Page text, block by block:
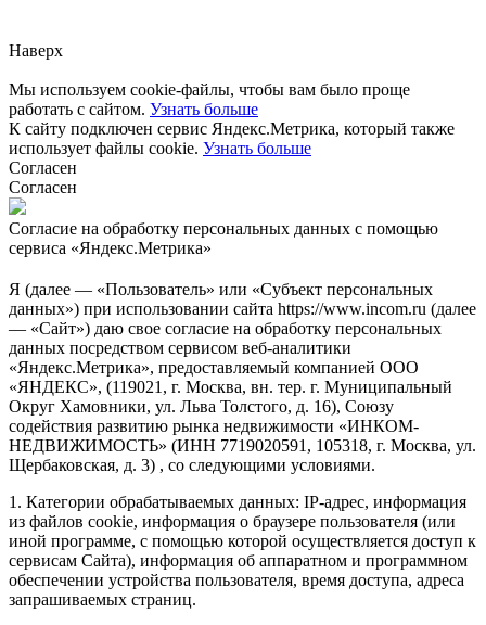
Наверх
Мы используем cookie-файлы, чтобы вам было проще
работать с сайтом. Узнать больше
К сайту подключен сервис Яндекс.Метрика, который также
использует файлы cookie. Узнать больше
Согласен
Согласен
Согласие на обработку персональных данных с помощью
сервиса «Яндекс.Метрика»
Я (далее — «Пользователь» или «Субъект персональных
данных») при использовании сайта https://www.incom.ru (далее
— «Сайт») даю свое согласие на обработку персональных
данных посредством сервисом веб-аналитики
«Яндекс.Метрика», предоставляемый компанией ООО
«ЯНДЕКС», (119021, г. Москва, вн. тер. г. Муниципальный
Округ Хамовники, ул. Льва Толстого, д. 16), Союзу
содействия развитию рынка недвижимости «ИНКОМ-
НЕДВИЖИМОСТЬ» (ИНН 7719020591, 105318, г. Москва, ул.
Щербаковская, д. 3) , со следующими условиями.
1. Категории обрабатываемых данных: IP-адрес, информация
из файлов cookie, информация о браузере пользователя (или
иной программе, с помощью которой осуществляется доступ к
сервисам Сайта), информация об аппаратном и программном
обеспечении устройства пользователя, время доступа, адреса
запрашиваемых страниц.